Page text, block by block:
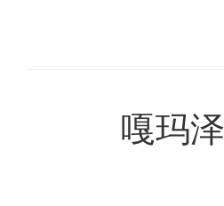
嘎玛